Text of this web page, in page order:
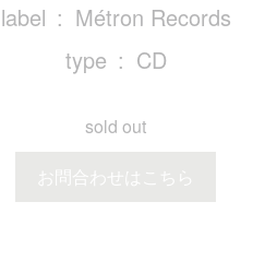
label
Métron Records
type
CD
sold out
お問合わせはこちら